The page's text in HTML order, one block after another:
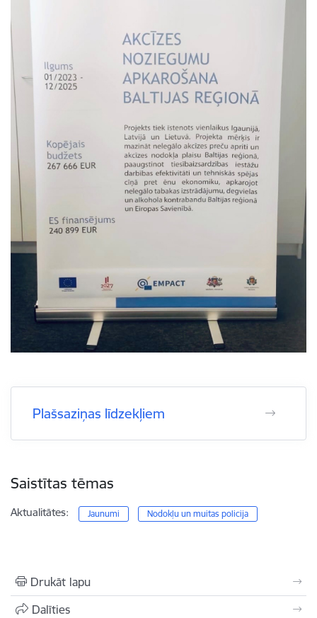
Plašsaziņas līdzekļiem
Saistītas tēmas
Aktualitātes: Jaunumi Nodokļu un muitas policija
Drukāt lapu
Dalīties